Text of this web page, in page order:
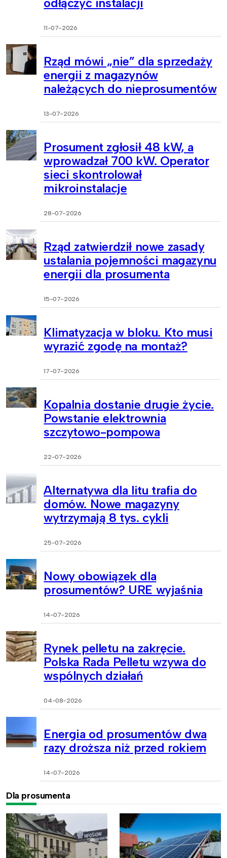
11-07-2026
Rząd mówi „nie” dla sprzedaży
energii z magazynów
należących do nieprosumentów
13-07-2026
Prosument zgłosił 48 kW, a
wprowadzał 700 kW. Operator
sieci skontrolował
mikroinstalacje
28-07-2026
Rząd zatwierdził nowe zasady
ustalania pojemności magazynu
energii dla prosumenta
15-07-2026
Klimatyzacja w bloku. Kto musi
wyrazić zgodę na montaż?
17-07-2026
Kopalnia dostanie drugie życie.
Powstanie elektrownia
szczytowo-pompowa
22-07-2026
Alternatywa dla litu trafia do
domów. Nowe magazyny
wytrzymają 8 tys. cykli
25-07-2026
Nowy obowiązek dla
prosumentów? URE wyjaśnia
14-07-2026
Rynek pelletu na zakręcie.
Polska Rada Pelletu wzywa do
wspólnych działań
04-08-2026
Energia od prosumentów dwa
razy droższa niż przed rokiem
14-07-2026
Dla prosumenta